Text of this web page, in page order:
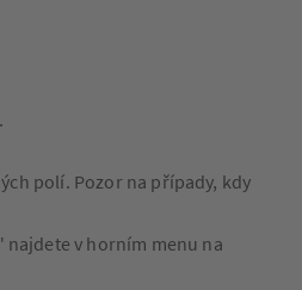
polí. Pozor na případy, kdy
v horním menu na